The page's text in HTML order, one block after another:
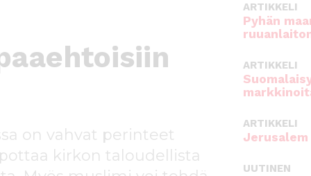
on vahvat perinteet
kirkon taloudellista
ARTIKKELI
Pyhän
ARTIKKELI
ARTIKKELI
UUTINEN